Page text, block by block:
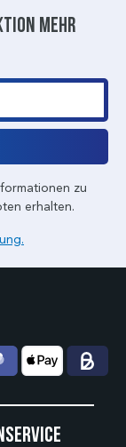
mehr
zu
erhalten.